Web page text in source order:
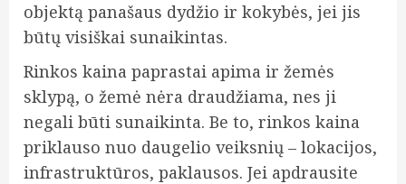
objektą panašaus dydžio ir kokybės, jei jis
būtų visiškai sunaikintas.
Rinkos kaina paprastai apima ir žemės
sklypą, o žemė nėra draudžiama, nes ji
negali būti sunaikinta. Be to, rinkos kaina
priklauso nuo daugelio veiksnių – lokacijos,
infrastruktūros, paklausos. Jei apdrausite